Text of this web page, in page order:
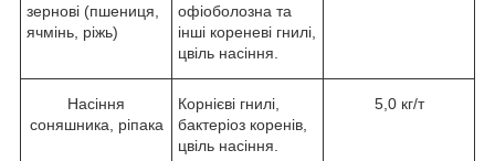
зернові (пшениця,
ячмінь, ріжь)
офіоболозна та
інші кореневі гнилі,
цвіль насіння.
Насіння
соняшника, ріпака
Корнієві гнилі,
бактеріоз коренів,
цвіль насіння.
5,0 кг/т